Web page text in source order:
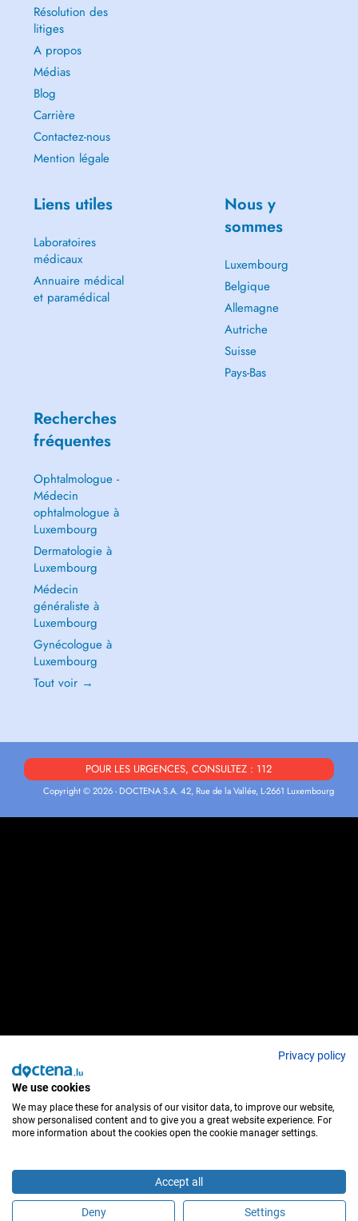
Résolution des
litiges
A propos
Médias
Blog
Carrière
Contactez-nous
Mention légale
Liens utiles
Laboratoires
médicaux
Annuaire médical
et paramédical
Nous y
sommes
Luxembourg
Belgique
Allemagne
Autriche
Suisse
Pays-Bas
Recherches
fréquentes
Ophtalmologue -
Médecin
ophtalmologue à
Luxembourg
Dermatologie à
Luxembourg
Médecin
généraliste à
Luxembourg
Gynécologue à
Luxembourg
Tout voir →
POUR LES URGENCES, CONSULTEZ : 112
Copyright © 2026 - DOCTENA S.A. 42, Rue de la Vallée, L-2661 Luxembourg
Privacy policy
We use cookies
We may place these for analysis of our visitor data, to improve our website,
show personalised content and to give you a great website experience. For
more information about the cookies open the cookie manager settings.
Accept all
Deny Settings